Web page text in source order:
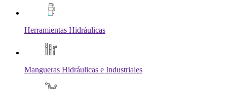
Herramientas Hidráulicas
Mangueras Hidráulicas e Industriales